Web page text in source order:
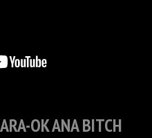
OK ANA BITCH